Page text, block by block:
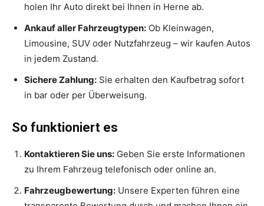
holen Ihr Auto direkt bei Ihnen in Herne ab.
Ankauf aller Fahrzeugtypen: Ob Kleinwagen,
Limousine, SUV oder Nutzfahrzeug – wir kaufen Autos
in jedem Zustand.
Sichere Zahlung: Sie erhalten den Kaufbetrag sofort
in bar oder per Überweisung.
So funktioniert es
Kontaktieren Sie uns: Geben Sie erste Informationen
zu Ihrem Fahrzeug telefonisch oder online an.
Fahrzeugbewertung: Unsere Experten führen eine